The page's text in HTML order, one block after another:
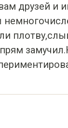
друзей и